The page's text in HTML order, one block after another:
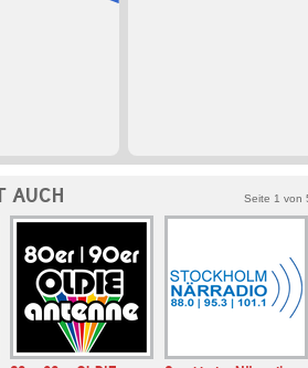
AUCH Seite 1 von